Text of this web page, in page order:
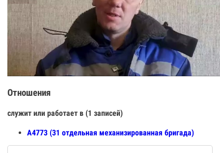
Отношения
служит или работает в (1 записей)
А4773 (31 отдельная механизированная бригада)